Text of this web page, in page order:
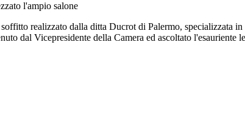
l'ampio salone
realizzato dalla ditta Ducrot di Palermo, specializzata
dal Vicepresidente della Camera ed ascoltato